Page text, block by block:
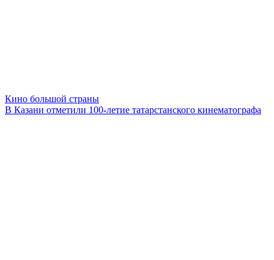
Кино большой страны
В Казани отметили 100-летие татарстанского кинематографа